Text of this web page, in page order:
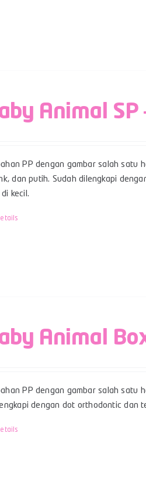
Animal SP
PP dengan gambar salah satu
dan putih. Sudah dilengkapi
kecil.
Animal
PP dengan gambar salah satu
dengan dot orthodontic dan